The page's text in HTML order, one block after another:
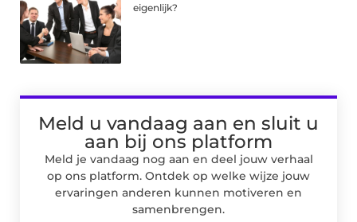
eigenlijk?
Meld u vandaag aan en sluit u
aan bij ons platform
Meld je vandaag nog aan en deel jouw verhaal
op ons platform. Ontdek op welke wijze jouw
ervaringen anderen kunnen motiveren en
samenbrengen.